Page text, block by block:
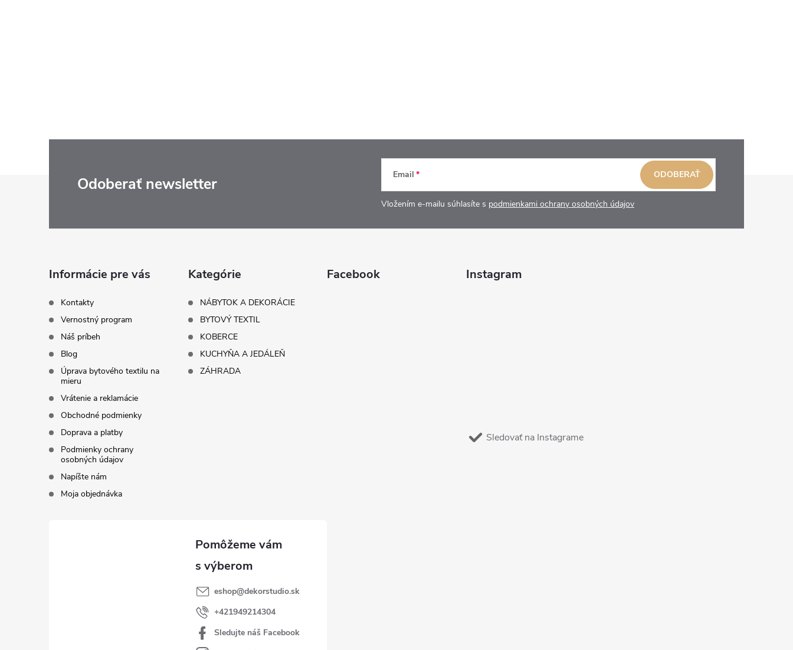
Odoberať newsletter Email
Vložením e-mailu súhlasíte s podmienkami ochrany osobných údajov
ODOBERAŤ
Informácie pre vás
Kontakty
Vernostný program
Náš príbeh
Blog
Úprava bytového textilu na
mieru
Vrátenie a reklamácie
Obchodné podmienky
Doprava a platby
Podmienky ochrany
osobných údajov
Napíšte nám
Moja objednávka
Kategórie
NÁBYTOK A DEKORÁCIE
BYTOVÝ TEXTIL
KOBERCE
KUCHYŇA A JEDÁLEŇ
ZÁHRADA
Facebook Instagram
Sledovať na Instagrame
eshop@dekorstudio.sk
+421949214304
Sledujte náš Facebook